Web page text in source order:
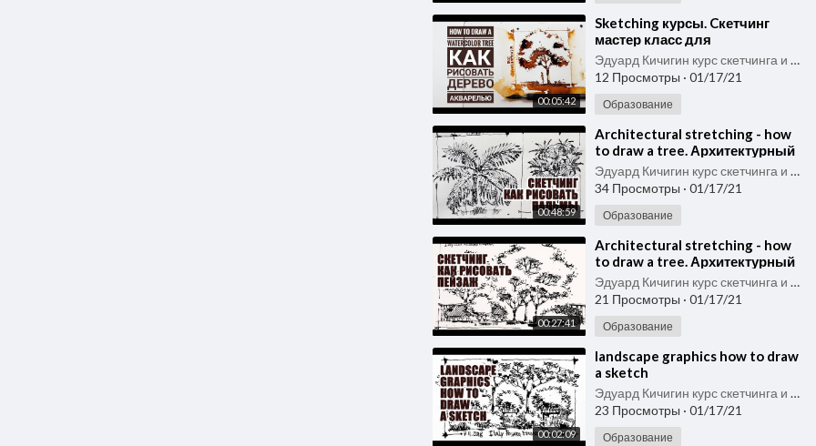
00:05:42
⁣Sketching курсы. Cкетчинг
мастер класс для
начинающих. Как рисовать
поэтапно дерево акварелью
Эдуард Кичигин курс скетчинга и быстрого рисунка
12 Просмотры · 01/17/21
Образование
00:48:59
⁣Architectural stretching - how
to draw a tree. Архитектурный
стретчинг -, как рисовать
дерево
Эдуард Кичигин курс скетчинга и быстрого рисунка
34 Просмотры · 01/17/21
Образование
00:27:41
⁣Architectural stretching - how
to draw a tree. Архитектурный
стретчинг -, как рисовать
дерево
Эдуард Кичигин курс скетчинга и быстрого рисунка
21 Просмотры · 01/17/21
Образование
00:02:09
⁣landscape graphics how to draw
a sketch
Эдуард Кичигин курс скетчинга и быстрого рисунка
23 Просмотры · 01/17/21
Образование